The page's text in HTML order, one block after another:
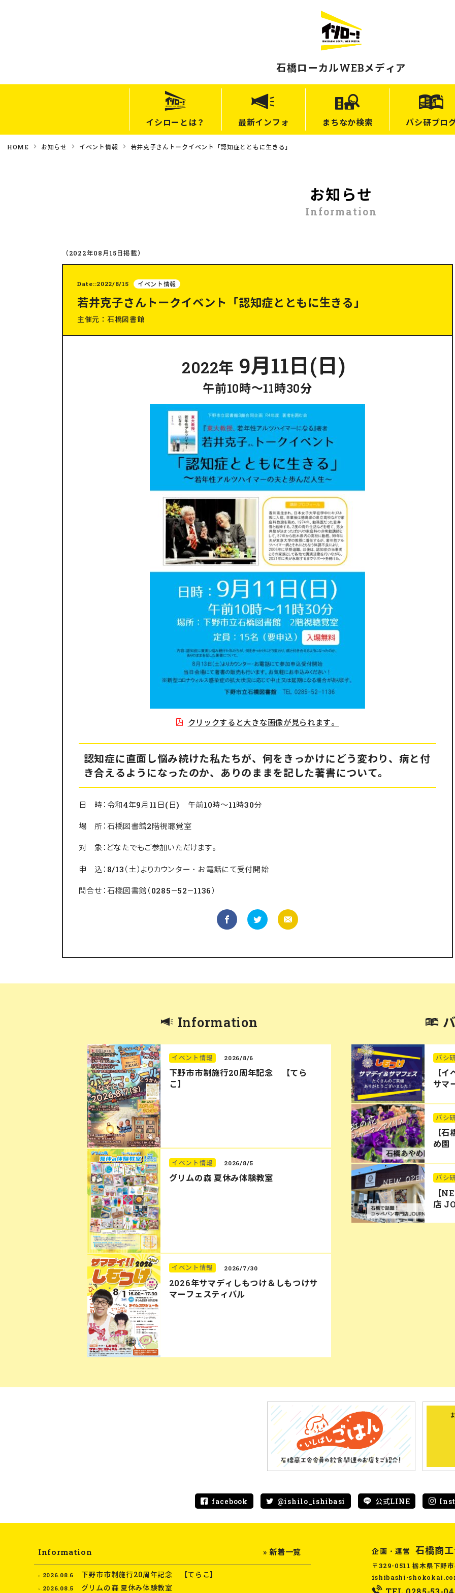
石橋ローカルWEBメディア
イシローとは？ 最新インフォ まちなか検索 バシ研ブロ
HOME お知らせ イベント情報 若井克子さんトークイベント「認知症とともに生きる」
お知らせ
Information
（2022年08月15日掲載）
Date::2022/8/15 イベント情報
若井克子さんトークイベント「認知症とともに生きる」
主催元：石橋図書館
2022年 9月11日(日)
午前10時～11時30分
クリックすると大きな画像が見られます。
認知症に直面し悩み続けた私たちが、何をきっかけにどう変わり、病と付
き合えるようになったのか、ありのままを記した著書について。
日 時：令和4年9月11日(日) 午前10時～11時30分
場 所：石橋図書館2階視聴覚室
対 象：どなたでもご参加いただけます。
申 込：8/13（土）よりカウンター・お電話にて受付開始
問合せ：石橋図書館（0285－52－1136）
Information
イベント情報 2026/8/6
下野市市制施行20周年記念 【てら
こ】
イベント情報 2026/8/5
グリムの森 夏休み体験教室
イベント情報 2026/7/30
2026年サマディしもつけ＆しもつけサ
マーフェスティバル
バシ
【
サマ
バシ
【
め園
バシ
【
店
facebook @ishilo_ishibasi 公式LINE
Information » 新着一覧
2026.08.6 下野市市制施行20周年記念 【てらこ】
2026.08.5 グリムの森 夏休み体験教室
企画・運営 石橋商
〒329-0511 栃木県下野
ishibashi-